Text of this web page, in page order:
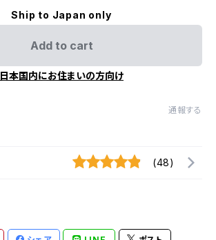
Ship to Japan only
Add to cart
日本国内にお住まいの方向け
通報する
(48)